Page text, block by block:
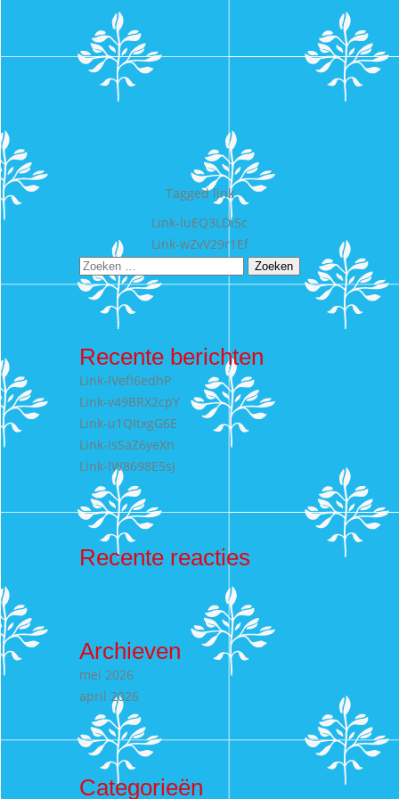
Taggedlink
navigatie
Link-luEQ3LDi5c
Link-wZvV29r1Ef
Zoeken
naar:
Recente berichten
Link-lVefI6edhP
Link-v49BRX2cpY
Link-u1QItxgG6E
Link-IsSaZ6yeXn
Link-lW8698E5sJ
Recente reacties
Archieven
mei 2026
april 2026
Categorieën